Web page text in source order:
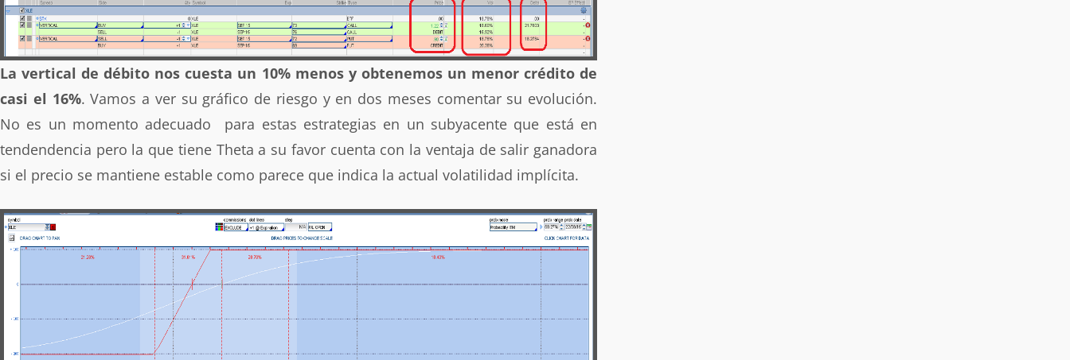
La vertical de débito nos cuesta un 10% menos y obtenemos un menor crédito de
casi el 16%. Vamos a ver su gráfico de riesgo y en dos meses comentar su evolución.
No es un momento adecuado para estas estrategias en un subyacente que está en
tendendencia pero la que tiene Theta a su favor cuenta con la ventaja de salir ganadora
si el precio se mantiene estable como parece que indica la actual volatilidad implícita.